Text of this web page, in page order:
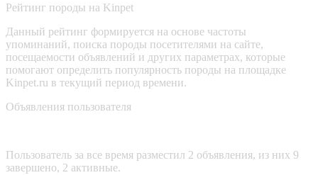
Рейтинг породы на Kinpet
Данный рейтинг формируется на основе частоты
упоминаний, поиска породы посетителями на сайте,
посещаемости объявлений и других параметрах, которые
помогают определить популярность породы на площадке
Kinpet.ru в текущий период времени.
Объявления пользователя
Пользователь за все время разместил 2 объявления, из них 9
завершено, 2 активные.